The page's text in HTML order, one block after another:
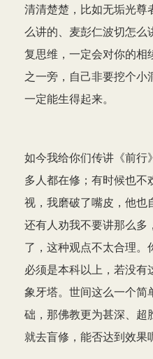
清清楚楚，比如无垢光尊
么讲的、麦彭仁波切怎
复思维，一定会对你的相
之一旁，自己非要挖个
一定能生得起来。
如今我给你们传讲《前行
多人都在修；有时候也
视，我磨破了嘴皮，他也
还有人劝我不要讲那么多
了，这种观点不太合理
必须是本科以上，若没
象牙塔。世间这么一个简
础，那佛教更为甚深、超
就去盲修，能否达到效果